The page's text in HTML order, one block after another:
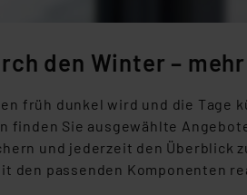
den Winter –
früh dunkel wird und die Tage
finden Sie ausgewählte
und jederzeit den Überblick
den passenden Komponenten